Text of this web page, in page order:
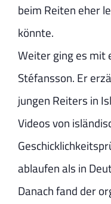
beim Reiten eher
könnte.
Weiter ging es mit
Stéfansson. Er
jungen Reiters in
Videos von
ablaufen als in
Danach fand der